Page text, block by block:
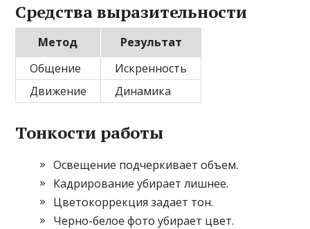
Средства выразительности
Метод
Результат
Общение
Искренность
Движение
Динамика
Тонкости работы
Освещение подчеркивает объем.
Кадрирование убирает лишнее.
Цветокоррекция задает тон.
Черно-белое фото убирает цвет.